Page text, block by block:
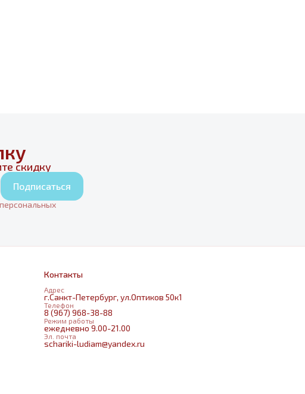
скидку
Подписаться
Контакты
Адрес
г.Санкт-Петербург, ул.Оптиков 50к1
Телефон
8 (967) 968-38-88
Режим работы
ежедневно 9.00-21.00
Эл. почта
schariki-ludiam@yandex.ru